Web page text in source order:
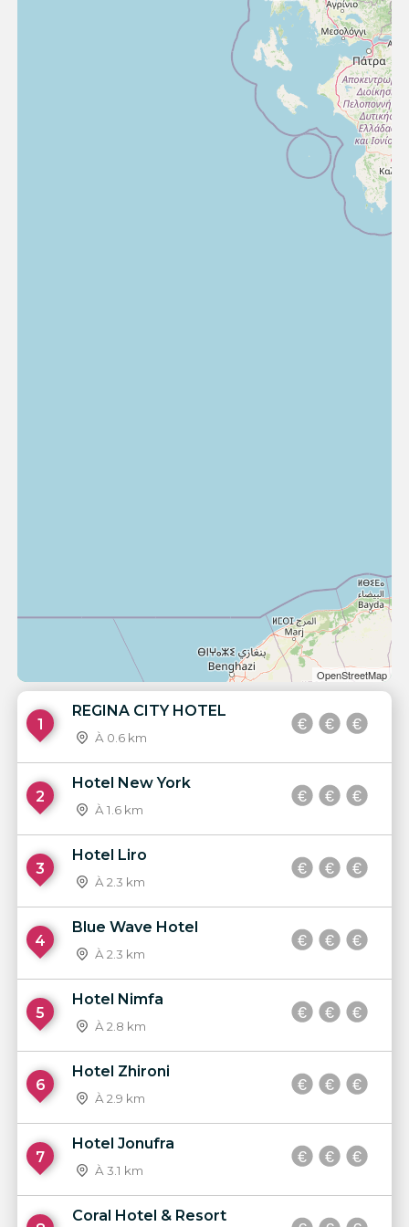
OpenStreetMap
1
REGINA CITY HOTEL
À 0.6 km
2
Hotel New York
À 1.6 km
3
Hotel Liro
À 2.3 km
4
Blue Wave Hotel
À 2.3 km
5
Hotel Nimfa
À 2.8 km
6
Hotel Zhironi
À 2.9 km
7
Hotel Jonufra
À 3.1 km
Coral Hotel & Resort